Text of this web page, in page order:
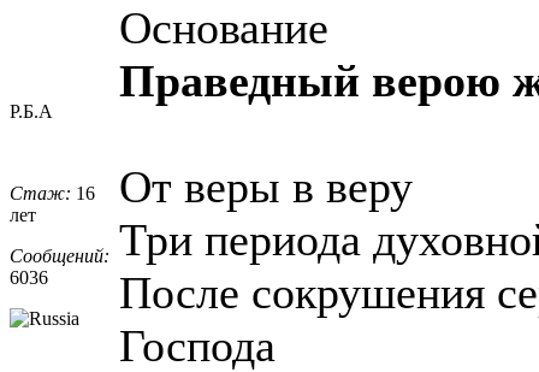
Р.Б.А
Стаж: 16
лет
Сообщений:
6036
Основание
Праведный верою
От веры в веру
Три периода
После сокрушения
Господа